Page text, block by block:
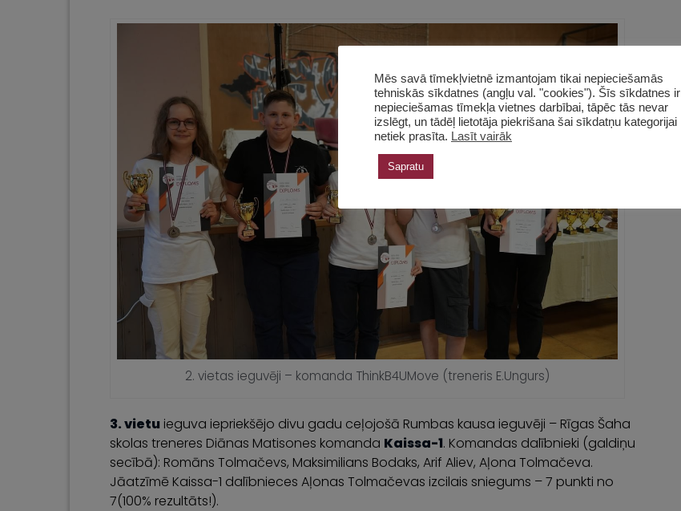
2. vietas ieguvēji – komanda ThinkB4UMove (treneris E.Ungurs)
3. vietu ieguva iepriekšējo divu gadu ceļojošā Rumbas kausa ieguvēji – Rīgas Šaha
skolas treneres Diānas Matisones komanda Kaissa-1. Komandas dalībnieki (galdiņu
secībā): Romāns Tolmačevs, Maksimilians Bodaks, Arif Aliev, Aļona Tolmačeva.
Jāatzīmē Kaissa-1 dalībnieces Aļonas Tolmačevas izcilais sniegums – 7 punkti no
7(100% rezultāts!).
Mēs savā tīmekļvietnē izmantojam tikai nepieciešamās
tehniskās sīkdatnes (angļu val. "cookies"). Šīs sīkdatnes ir
nepieciešamas tīmekļa vietnes darbībai, tāpēc tās nevar
izslēgt, un tādēļ lietotāja piekrišana šai sīkdatņu kategorijai
netiek prasīta. Lasīt vairāk
Sapratu